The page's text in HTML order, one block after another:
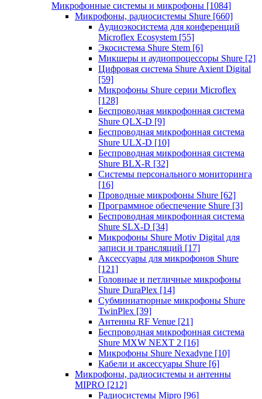
Микрофонные системы и микрофоны [1084]
Микрофоны, радиосистемы Shure [660]
Аудиоэкосистема для конференций
Microflex Ecosystem [55]
Экосистема Shure Stem [6]
Микшеры и аудиопроцессоры Shure [2]
Цифровая система Shure Axient Digital
[59]
Микрофоны Shure серии Microflex
[128]
Беспроводная микрофонная система
Shure QLX-D [9]
Беспроводная микрофонная система
Shure ULX-D [10]
Беспроводная микрофонная система
Shure BLX-R [32]
Системы персонального мониторинга
[16]
Проводные микрофоны Shure [62]
Программное обеспечение Shure [3]
Беспроводная микрофонная система
Shure SLX-D [34]
Микрофоны Shure Motiv Digital для
записи и трансляций [17]
Аксессуары для микрофонов Shure
[121]
Головные и петличные микрофоны
Shure DuraPlex [14]
Субминиатюрные микрофоны Shure
TwinPlex [39]
Антенны RF Venue [21]
Беспроводная микрофонная система
Shure MXW NEXT 2 [16]
Микрофоны Shure Nexadyne [10]
Кабели и аксессуары Shure [6]
Микрофоны, радиосистемы и антенны
MIPRO [212]
Радиосистемы Mipro [96]